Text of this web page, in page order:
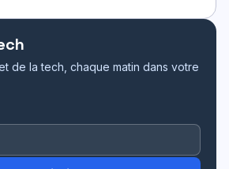
de la tech, chaque matin dans votre